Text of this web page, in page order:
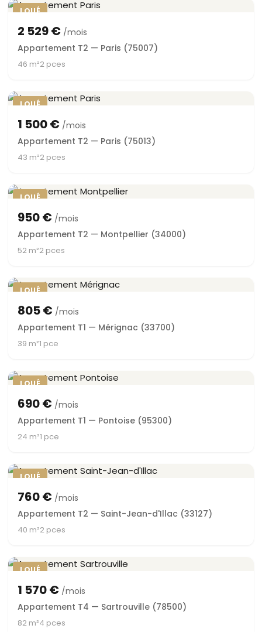
LOUÉ
2 529 € /mois
Appartement T2 — Paris (75007)
46 m²2 pces
LOUÉ
1 500 € /mois
Appartement T2 — Paris (75013)
43 m²2 pces
LOUÉ
950 € /mois
Appartement T2 — Montpellier (34000)
52 m²2 pces
LOUÉ
805 € /mois
Appartement T1 — Mérignac (33700)
39 m²1 pce
LOUÉ
690 € /mois
Appartement T1 — Pontoise (95300)
24 m²1 pce
LOUÉ
760 € /mois
Appartement T2 — Saint-Jean-d'Illac (33127)
40 m²2 pces
LOUÉ
1 570 € /mois
Appartement T4 — Sartrouville (78500)
82 m²4 pces